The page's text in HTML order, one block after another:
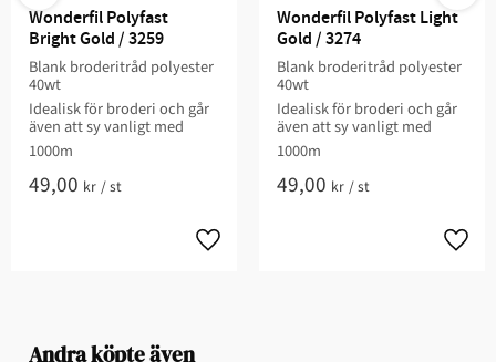
Wonderfil Polyfast
Bright Gold / 3259
Blank broderitråd polyester
40wt
Idealisk för broderi och går
även att sy vanligt med
1000m
49,00 kr /st
Wonderfil Polyfast Light
Gold / 3274
Blank broderitråd polyester
40wt
Idealisk för broderi och går
även att sy vanligt med
1000m
49,00 kr /st
Andra köpte även